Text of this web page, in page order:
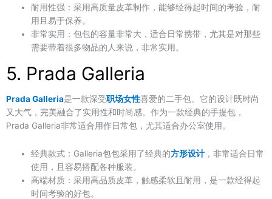
耐用性强 ：采用高质量皮革制作，能够经得起时间的考验，耐
用且易于保养。
非常实用 ：包包的容量非常大，适合日常携带，尤其是对那些
需要带着很多物品的人来说，非常实用。
5. Prada Galleria
Prada Galleria是一款深受职场女性喜爱的二手包。它的设计既时尚
又大气，完美融合了实用性和时尚感。作为一款经典的手提包，
Prada Galleria非常适合用作日常包，尤其适合办公室使用。
经典款式 ：Galleria包包采用了经典的方形设计 ，非常适合日常
使用，且容易搭配各种服装。
高端材质 ：采用高品质皮革，触感柔软且耐用，是一款经得起
时间考验的好包。